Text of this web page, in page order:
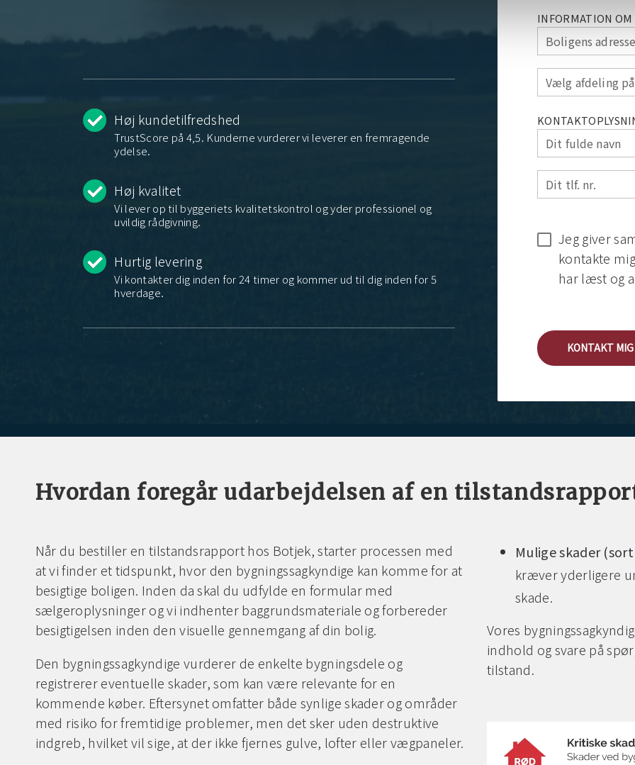
Høj kundetilfredshed
TrustScore på 4,5. Kunderne vurderer vi leverer en fremragende
ydelse.
Høj kvalitet
Vi lever op til byggeriets kvalitetskontrol og yder professionel og
uvildig rådgivning.
Hurtig levering
Vi kontakter dig inden for 24 timer og kommer ud til dig inden for 5
hverdage.
INFORMATION OM
Boligens adresse
Vælg afdeling
Dit fulde navn
Dit tlf. nr.
Jeg giver
kontakte
har læst og
KONTAKT MIG
Hvordan foregår udarbejdelsen af en
Når du bestiller en tilstandsrapport hos Botjek, starter processen med
at vi finder et tidspunkt, hvor den bygningssagkyndige kan komme for at
besigtige boligen. Inden da skal du udfylde en formular med
sælgeroplysninger og vi indhenter baggrundsmateriale og forbereder
besigtigelsen inden den visuelle gennemgang af din bolig.
Den bygningssagkyndige vurderer de enkelte bygningsdele og
registrerer eventuelle skader, som kan være relevante for en
kommende køber. Eftersynet omfatter både synlige skader og områder
med risiko for fremtidige problemer, men det sker uden destruktive
indgreb, hvilket vil sige, at der ikke fjernes gulve, lofter eller vægpaneler.
Mulige skader
kræver yderligere
skade.
Vores
indhold og svare på
tilstand.